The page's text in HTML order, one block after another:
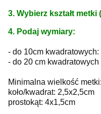
3. Wybierz kształt metki
4. Podaj wymiary:
- do 10cm kwadratowych:
- do 20 cm kwadratowych
Minimalna wielkość metki:
koło/kwadrat: 2,5x2,5cm
prostokąt: 4x1,5cm